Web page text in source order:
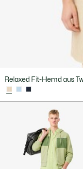
Relaxed Fit-Hemd aus